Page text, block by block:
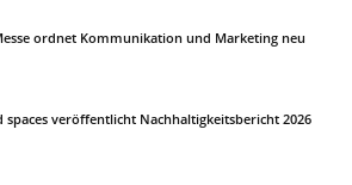
ordnet Kommunikation und Marketing neu
spaces veröffentlicht Nachhaltigkeitsbericht 2026